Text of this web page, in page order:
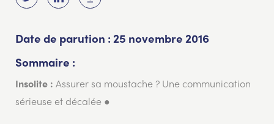
Date de parution : 25 novembre 2016
Sommaire :
Insolite : Assurer sa moustache ? Une communication
sérieuse et décalée ●